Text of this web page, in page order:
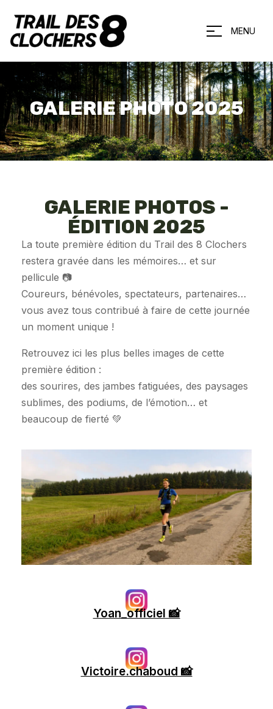
MENU
GALERIE PHOTO 2025
GALERIE PHOTOS -
ÉDITION 2025
La toute première édition du Trail des 8 Clochers
restera gravée dans les mémoires… et sur
pellicule 📷
Coureurs, bénévoles, spectateurs, partenaires…
vous avez tous contribué à faire de cette journée
un moment unique !
Retrouvez ici les plus belles images de cette
première édition :
des sourires, des jambes fatiguées, des paysages
sublimes, des podiums, de l’émotion… et
beaucoup de fierté 💚
Yoan_officiel 📸
Victoire.chaboud 📸